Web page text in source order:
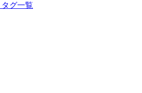
タグ一覧